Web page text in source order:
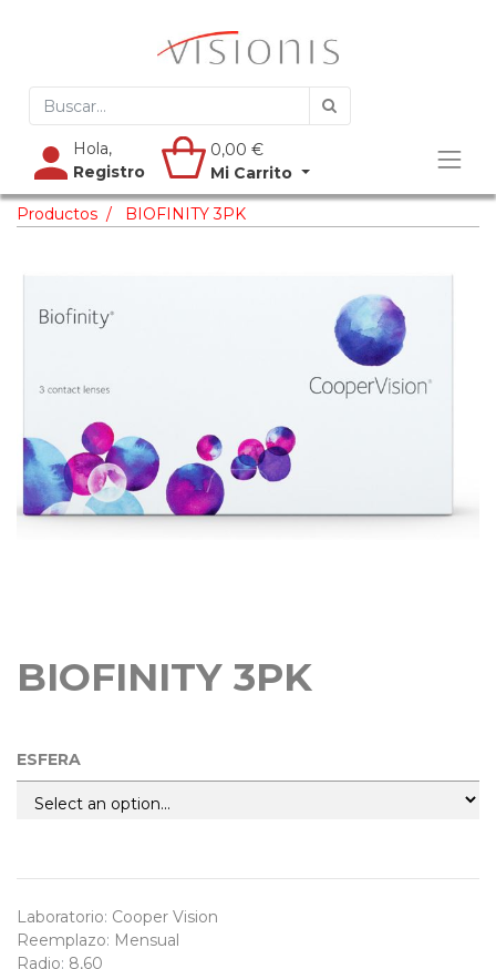
Hola,
Registro
0,00 €
Mi Carrito
Productos BIOFINITY 3PK
BIOFINITY 3PK
ESFERA
Laboratorio: Cooper Vision
Reemplazo: Mensual
Radio: 8,60